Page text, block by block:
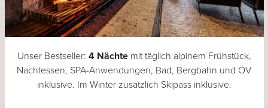
Unser Bestseller: 4 Nächte mit täglich alpinem Frühstück,
Nachtessen, SPA-Anwendungen, Bad, Bergbahn und ÖV
inklusive. Im Winter zusätzlich Skipass inklusive.